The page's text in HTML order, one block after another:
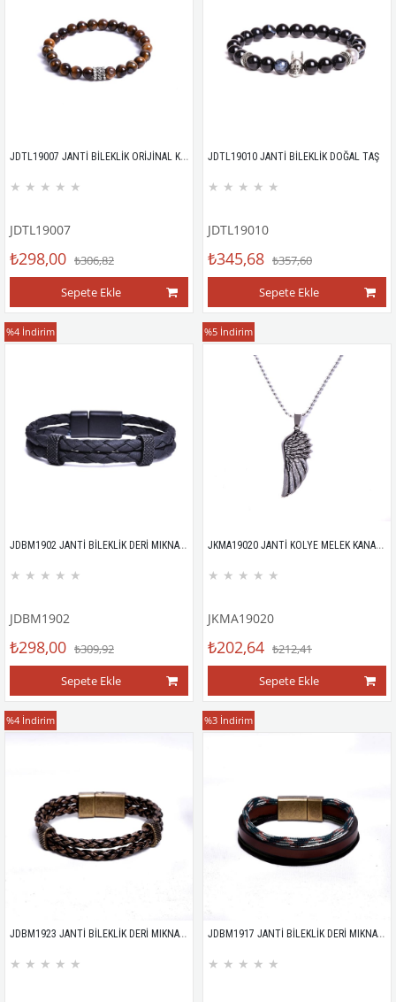
JDTL19007 JANTİ BİLEKLİK ORİJİNAL KAPLANGÖZÜ DOĞAL TAŞ
★ ★ ★ ★ ★
JDTL19007
₺298,00 ₺306,82
Sepete Ekle
JDTL19010 JANTİ BİLEKLİK DOĞAL TAŞ
★ ★ ★ ★ ★
JDTL19010
₺345,68 ₺357,60
Sepete Ekle
Bileklik
JDBM1902 JANTİ BİLEKLİK DERİ MIKNATISLI
★ ★ ★ ★ ★
JDBM1902
₺298,00 ₺309,92
Sepete Ekle
%4 İndirim Kolye
JKMA19020 JANTİ KOLYE MELEK KANADI FİGÜRLÜ
★ ★ ★ ★ ★
JKMA19020
₺202,64 ₺212,41
Sepete Ekle
%5 İndirim
Bileklik
JDBM1923 JANTİ BİLEKLİK DERİ MIKNATISLI
★ ★ ★ ★ ★
%4 İndirim Bileklik
JDBM1917 JANTİ BİLEKLİK DERİ MIKNATISLI
★ ★ ★ ★ ★
%3 İndirim